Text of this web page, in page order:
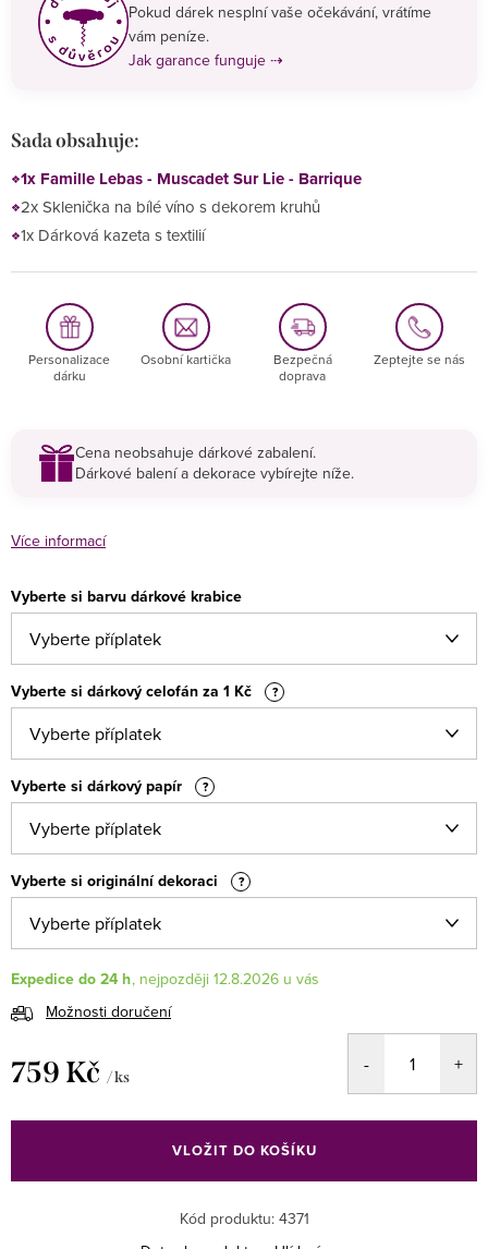
Pokud dárek nesplní vaše očekávání, vrátíme
vám peníze.
Jak garance funguje ⇢
Sada obsahuje:
1x Famille Lebas - Muscadet Sur Lie - Barrique
2x Sklenička na bílé víno s dekorem kruhů
1x Dárková kazeta s textilií
Personalizace
dárku
Osobní kartička
Bezpečná
doprava
Zeptejte se nás
Cena neobsahuje dárkové zabalení.
Dárkové balení a dekorace vybírejte níže.
Více informací
Vyberte si barvu dárkové krabice
Vyberte si dárkový celofán za 1 Kč ?
Vyberte si dárkový papír ?
Vyberte si originální dekoraci ?
Expedice do 24 h
12.8.2026
Možnosti doručení
759 Kč / ks
cena:
VLOŽIT DO KOŠÍKU
Kód produktu: 4371